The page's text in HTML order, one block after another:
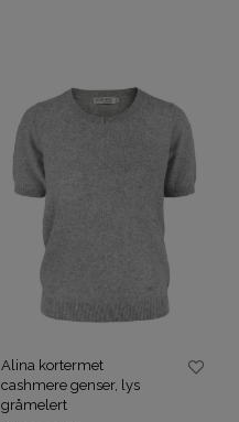
Alina kortermet
cashmere genser, lys
gråmelert